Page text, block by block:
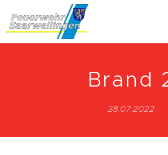
Brand
28.07.2022